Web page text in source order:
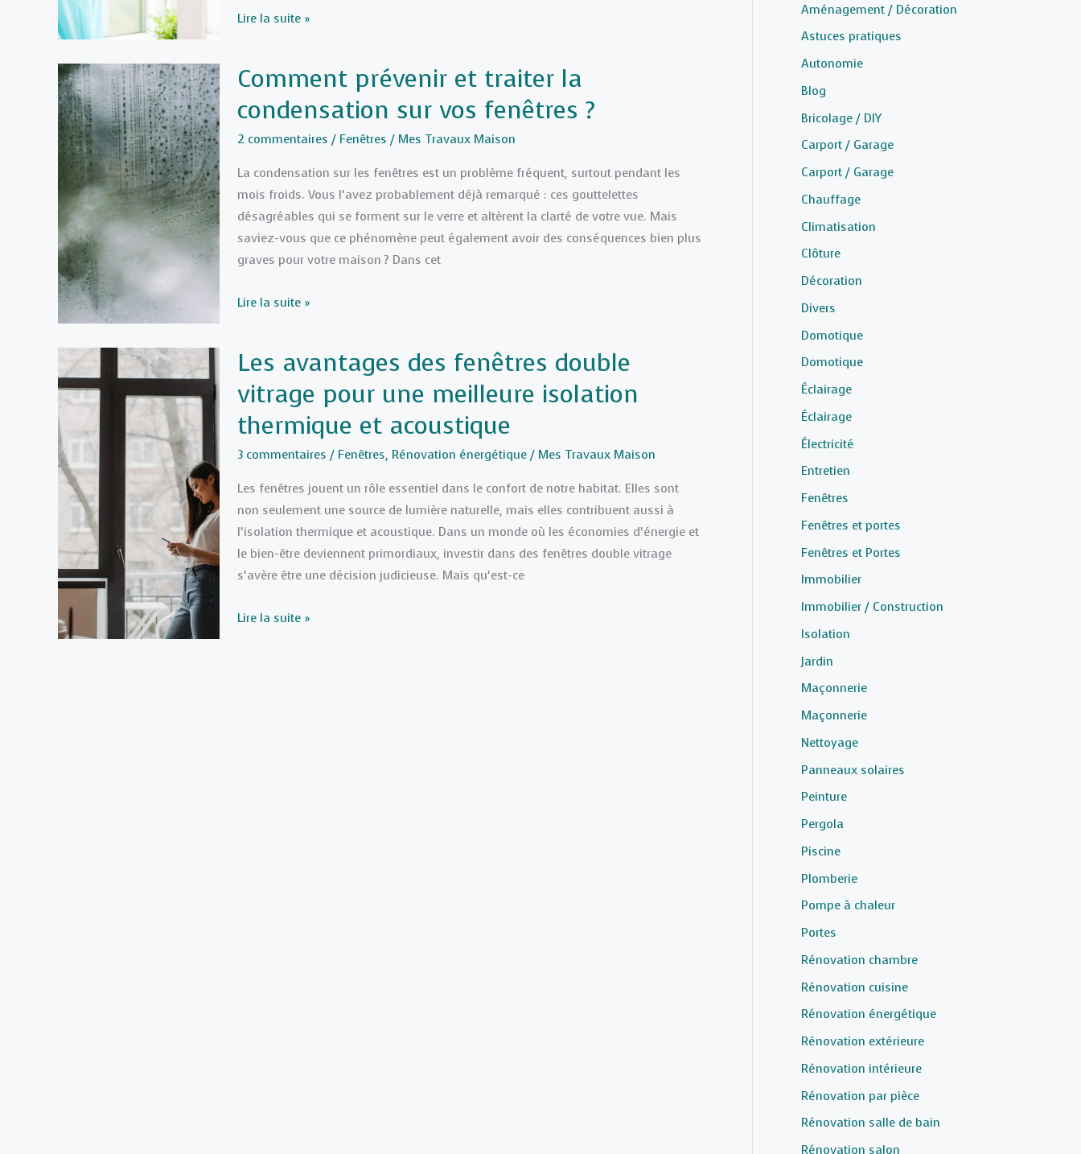
Fenêtres
Carte
:
Guide
pour
Bien
Choisir
Vos
Menuiseries
Lire la suite »
Comment prévenir et traiter la
condensation sur vos fenêtres ?
2 commentaires / Fenêtres / Mes Travaux Maison
La condensation sur les fenêtres est un problème fréquent, surtout pendant les
mois froids. Vous l’avez probablement déjà remarqué : ces gouttelettes
désagréables qui se forment sur le verre et altèrent la clarté de votre vue. Mais
saviez-vous que ce phénomène peut également avoir des conséquences bien plus
graves pour votre maison ? Dans cet
Comment
traiter
la
condensation
sur
vos
?
Lire la suite »
Les avantages des fenêtres double
vitrage pour une meilleure isolation
thermique et acoustique
3 commentaires / Fenêtres, Rénovation énergétique / Mes Travaux Maison
Les fenêtres jouent un rôle essentiel dans le confort de notre habitat. Elles sont
non seulement une source de lumière naturelle, mais elles contribuent aussi à
l’isolation thermique et acoustique. Dans un monde où les économies d’énergie et
le bien-être deviennent primordiaux, investir dans des fenêtres double vitrage
s’avère être une décision judicieuse. Mais qu’est-ce
Les
Lire la suite »
Aménagement / Décoration
Astuces pratiques
Autonomie
Blog
Bricolage / DIY
Carport / Garage
Carport / Garage
Chauffage
Climatisation
Clôture
Décoration
Divers
Domotique
Domotique
Éclairage
Éclairage
Électricité
Entretien
Fenêtres
Fenêtres et portes
Fenêtres et Portes
Immobilier
Immobilier / Construction
Isolation
Jardin
Maçonnerie
Maçonnerie
Nettoyage
Panneaux solaires
Peinture
Pergola
Piscine
Plomberie
Pompe à chaleur
Portes
Rénovation chambre
Rénovation cuisine
Rénovation énergétique
Rénovation extérieure
Rénovation intérieure
Rénovation par pièce
Rénovation salle de bain
Rénovation salon